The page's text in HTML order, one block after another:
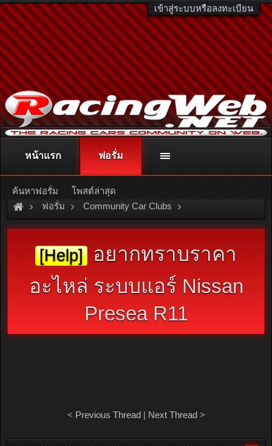
เข้าสู่ระบบหรือลงทะเบียน
ติดต่อลงโฆษณา racingweb@gmail.comหรือโทร. 081-811-1138
หรืออ่านรายละเอียดเพิ่มเติม คลิกที่นี่
ฟอรั่ม Community Car Clubs
Nissan Car Clubs Primera & Presea Club
[Help] อยากทราบราคา
อะไหล่ ระบบแอร์ Nissan
Presea R11
< Previous Thread| Next Thread>
หน้าแรก ฟอรั่ม
ค้นหาฟอรั่ม โพสต์ล่าสุด